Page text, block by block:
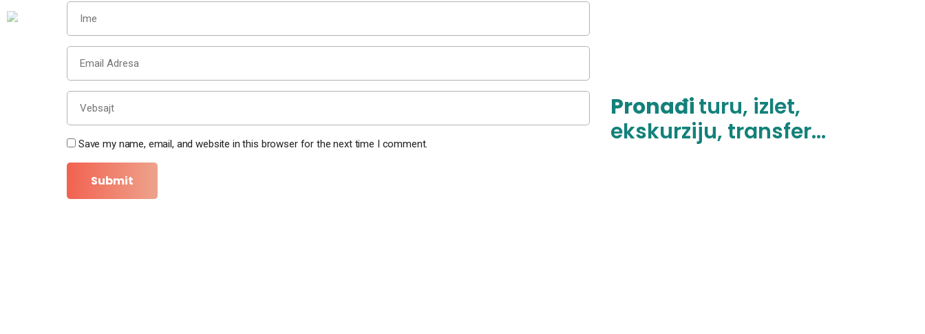
Save my name, email, and website in this browser for the next time I comment.
Pronađituru, izlet,
ekskurziju, transfer...